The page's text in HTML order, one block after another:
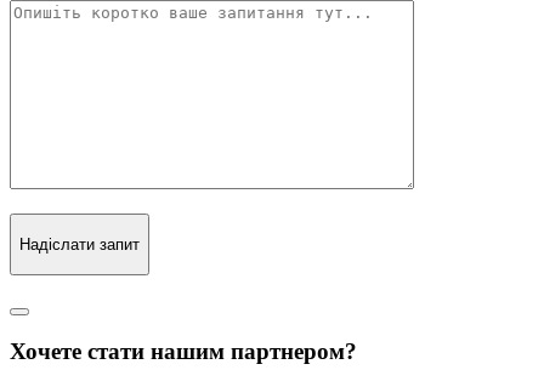
Надіслати запит
Хочете стати нашим партнером?